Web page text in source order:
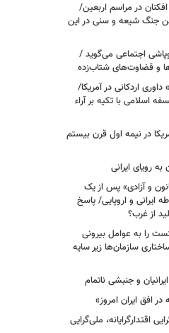
در مراسم اربعین/
جنگ شیعه و سنی در این
اجتماعی می‌گوید /
و قضاوت‌های شتاب‌زده
اردکانی در آمریکا/
اسلامی با تکیه بر آراء
در نیمه اول قرن بیستم
و آزادی» پس از یک
ایرانی و اروپایی/ پاسخ
از غرب؟
را به عوامل بیرونی
سازمان‌ها زیر سایه
و جنبشی ناتمام
افق ایران امروز»
ملی‌گرایی